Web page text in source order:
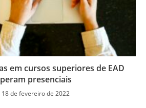
em cursos superiores de EAD
presenciais
18 de fevereiro de 2022